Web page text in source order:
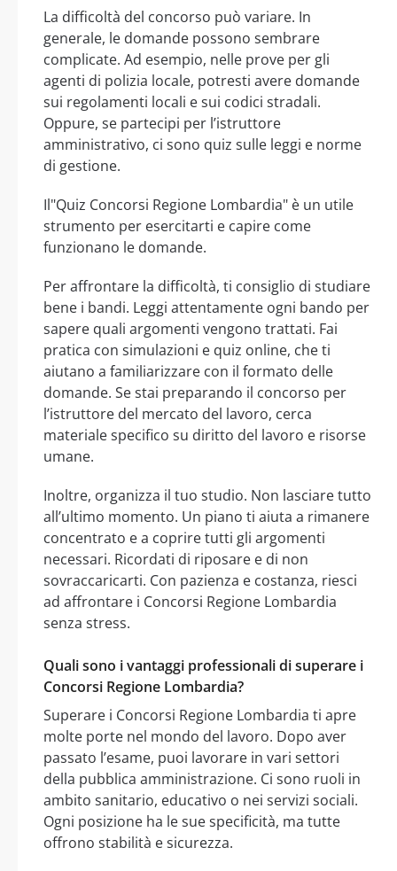
La difficoltà del concorso può variare. In
generale, le domande possono sembrare
complicate. Ad esempio, nelle prove per gli
agenti di polizia locale, potresti avere domande
sui regolamenti locali e sui codici stradali.
Oppure, se partecipi per l’istruttore
amministrativo, ci sono quiz sulle leggi e norme
di gestione.
Il"Quiz Concorsi Regione Lombardia" è un utile
strumento per esercitarti e capire come
funzionano le domande.
Per affrontare la difficoltà, ti consiglio di studiare
bene i bandi. Leggi attentamente ogni bando per
sapere quali argomenti vengono trattati. Fai
pratica con simulazioni e quiz online, che ti
aiutano a familiarizzare con il formato delle
domande. Se stai preparando il concorso per
l’istruttore del mercato del lavoro, cerca
materiale specifico su diritto del lavoro e risorse
umane.
Inoltre, organizza il tuo studio. Non lasciare tutto
all’ultimo momento. Un piano ti aiuta a rimanere
concentrato e a coprire tutti gli argomenti
necessari. Ricordati di riposare e di non
sovraccaricarti. Con pazienza e costanza, riesci
ad affrontare i Concorsi Regione Lombardia
senza stress.
Quali sono i vantaggi professionali di superare i
Concorsi Regione Lombardia?
Superare i Concorsi Regione Lombardia ti apre
molte porte nel mondo del lavoro. Dopo aver
passato l’esame, puoi lavorare in vari settori
della pubblica amministrazione. Ci sono ruoli in
ambito sanitario, educativo o nei servizi sociali.
Ogni posizione ha le sue specificità, ma tutte
offrono stabilità e sicurezza.